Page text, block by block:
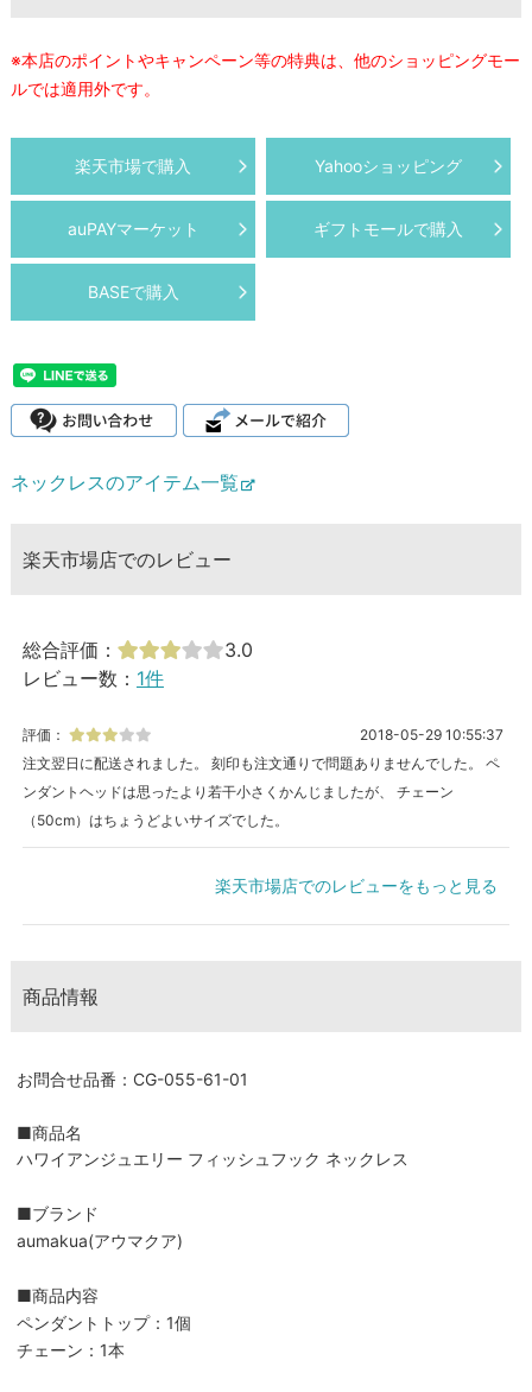
※本店のポイントやキャンペーン等の特典は、他のショッピングモー
ルでは適用外です。
楽天市場で購入 Yahooショッピング
auPAYマーケット ギフトモールで購入
BASEで購入
ネックレスのアイテム一覧
楽天市場店でのレビュー
総合評価：
3.0
レビュー数： 1件
評価：
2018-05-29 10:55:37
注文翌日に配送されました。 刻印も注文通りで問題ありませんでした。 ペ
ンダントヘッドは思ったより若干小さくかんじましたが、 チェーン
（50cm）はちょうどよいサイズでした。
楽天市場店でのレビューをもっと見る
商品情報
お問合せ品番：CG-055-61-01
■商品名
ハワイアンジュエリー フィッシュフック ネックレス
■ブランド
aumakua(アウマクア)
■商品内容
ペンダントトップ：1個
チェーン：1本